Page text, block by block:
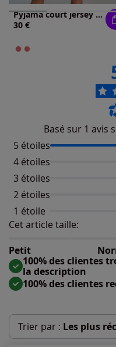
Pyjama court jersey fin
30 €
Basé sur 1 avis
5 étoiles
4 étoiles
3 étoiles
2 étoiles
1 étoile
Cet article taille:
Petit
Répartition du taillant
Taille normalement
Taille grand : 0%
100% des clientes
la description
100% des clientes
Trier par : Les plus